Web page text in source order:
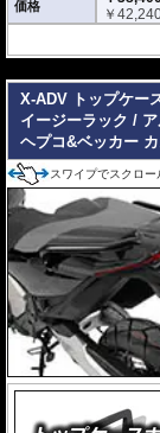
価格
￥
X-ADV トップケー
イージーラック /
ヘプコ&ベッカー
スワイプでスクロ